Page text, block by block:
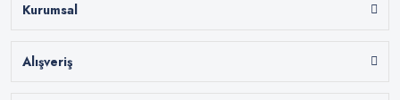
Kurumsal
Alışveriş